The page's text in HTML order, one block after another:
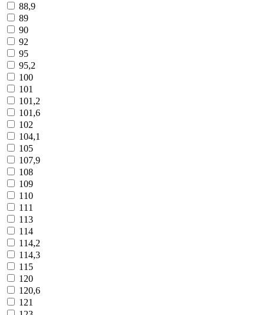
88,9
89
90
92
95
95,2
100
101
101,2
101,6
102
104,1
105
107,9
108
109
110
111
113
114
114,2
114,3
115
120
120,6
121